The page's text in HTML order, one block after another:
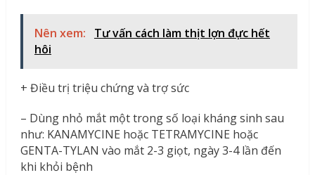
Nên xem:
Tư vấn cách làm thịt lợn đực hết
hôi
+ Điều trị triệu chứng và trợ sức
– Dùng nhỏ mắt một trong số loại kháng sinh sau
như: KANAMYCINE hoặc TETRAMYCINE hoặc
GENTA-TYLAN vào mắt 2-3 giọt, ngày 3-4 lần đến
khi khỏi bệnh